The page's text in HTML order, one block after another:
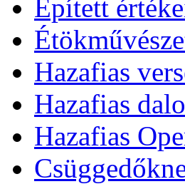
Épített
Hazafias
Hazafias
Hazafias